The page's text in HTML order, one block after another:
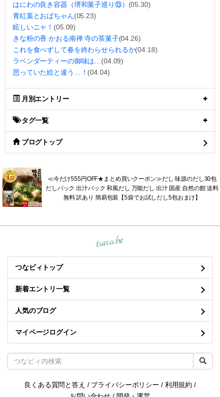
はにわの良き容器（堺和菓子巡り⑬） (05.30)
青紅葉とおばちゃん(05.23)
眩しいニャ！ (05.09)
きな粉の香 かおる南禅 寺の茶菓子(04.26)
これを食べずして春を終わらせられるか(04.18)
ラベンダーティーの御味は…(04.09)
思っていた絵と違う…！ (04.04)
月別エントリー
タグ一覧
ブログトップ
≪今だけ555円OFF★まとめ買いクーポン≫だし 味源のだし30包
だしパック 出汁パック 和風だし 万能だし 出汁 国産 自然の館 送料
無料 訳あり 簡易包装【5袋でお試しだし5包おまけ】
tuna.be
つなビィトップ
新着エントリ一覧
人気のブログ
マイページログイン
良くある質問と答え / プライバシーポリシー / 利用規約 /